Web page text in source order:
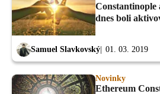
Constantinople
dnes boli
Samuel Slavkovský 01. 03. 2019
Novinky
Ethereum